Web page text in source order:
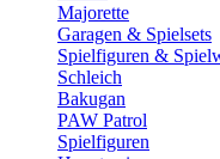
Majorette
Garagen & Spielsets
Spielfiguren &
Schleich
Bakugan
PAW Patrol
Spielfiguren